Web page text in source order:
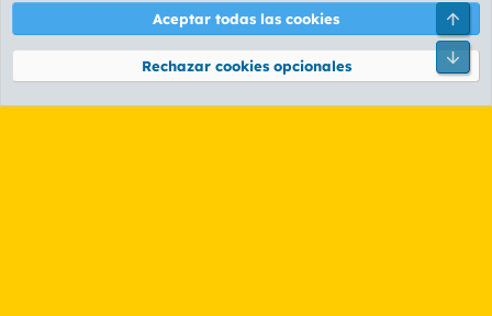
Términos y reglas Política de privacidad Ayuda
Community platform by XenForo® © 2010-2026 XenForo Ltd.
Aceptar todas las cookies
Rechazar cookies opcionales
Pie